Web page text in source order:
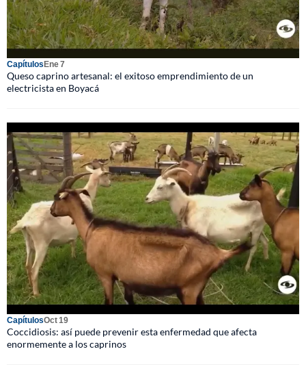
CapítulosEne 7
Queso caprino artesanal: el exitoso emprendimiento de un
electricista en Boyacá
CapítulosOct 19
Coccidiosis: así puede prevenir esta enfermedad que afecta
enormemente a los caprinos